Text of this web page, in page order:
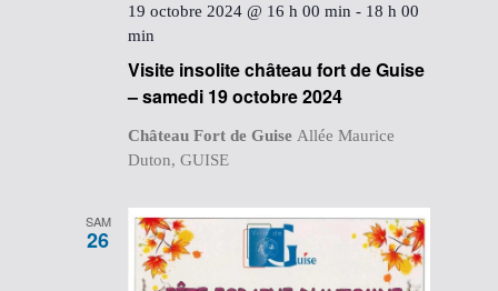
Visite insolite château fort de Guise
– samedi 19 octobre 2024
19 octobre 2024 @ 16 h 00 min - 18 h 00
min
Château Fort de Guise Allée Maurice
Duton, GUISE
SAM
26